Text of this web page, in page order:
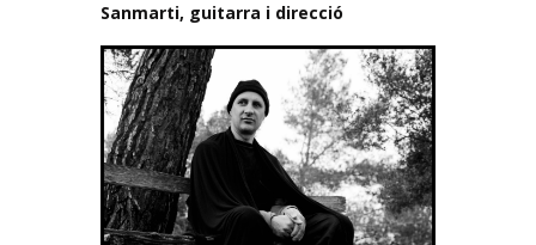
Sanmarti, guitarra i direcció